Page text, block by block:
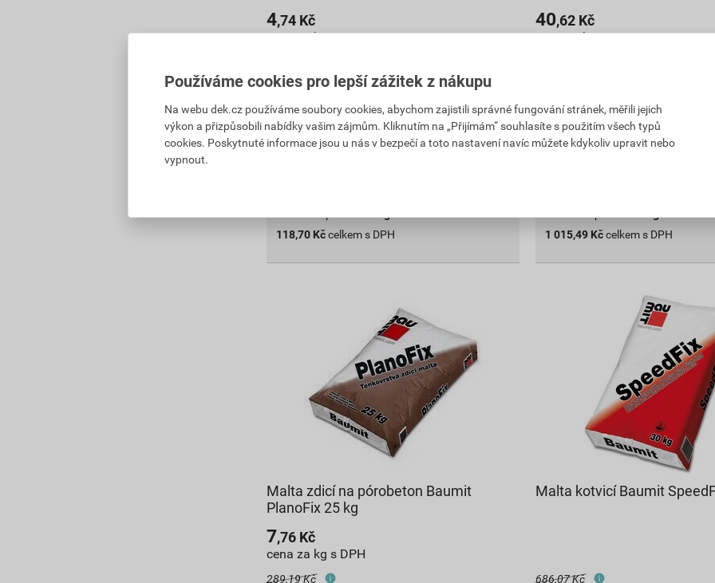
4,74 Kč
cena za kg s DPH
118 ,70Kč
cena za bal. s DPH
Vyberte si prodejnu
Skladem v (37) prodejnách
118,70 Kč celkem s DPH
40,62 Kč
cena za kg s DPH
cena za bal. s DPH
Vyberte si prodejnu
Skladem v (32) prodejnách
1 015,49 Kčcelkem s DPH
Malta zdicí na pórobeton Baumit
PlanoFix 25 kg
7,76 Kč
cena za kg s DPH
289,19 Kč
Malta kotvicí Baumit
686,07 Kč
Používáme cookies pro lepší zážitek z nákupu
Na webu dek.cz používáme soubory cookies, abychom zajistili správné fungování stránek, měřili jejich
výkon a přizpůsobili nabídky vašim zájmům. Kliknutím na „Přijímám“ souhlasíte s použitím všech typů
cookies. Poskytnuté informace jsou u nás v bezpečí a toto nastavení navíc můžete kdykoliv upravit nebo
vypnout.